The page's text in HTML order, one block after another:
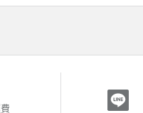
一，致您、第三人
。
上調查或線上申請